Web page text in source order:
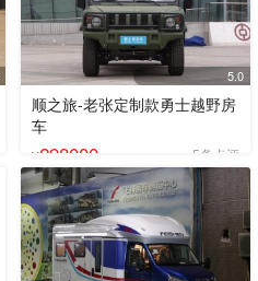
5.0
顺之旅-老张定制款勇士越野房
车
¥298000 5条点评